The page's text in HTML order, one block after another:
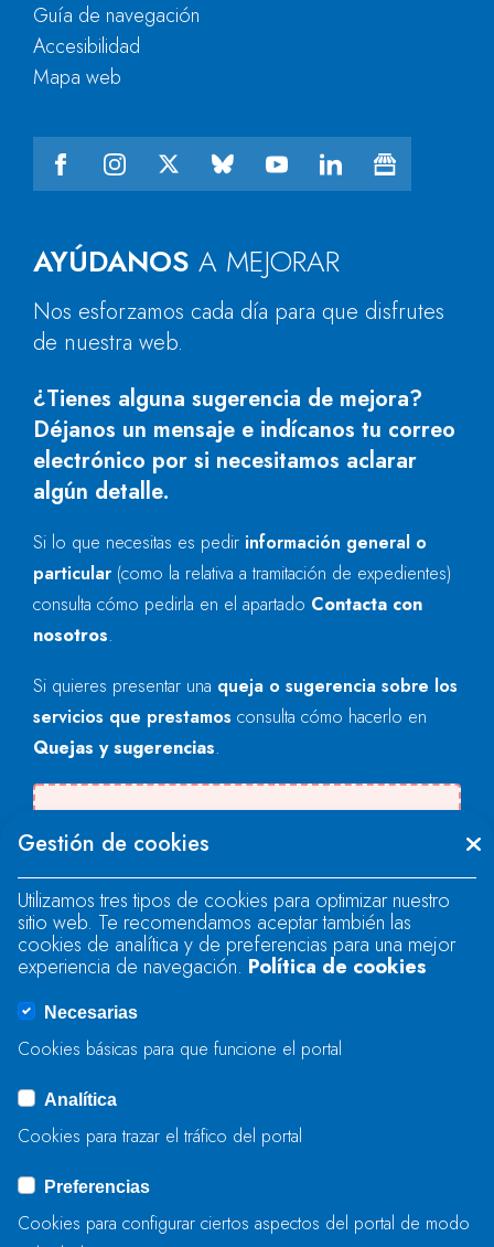
AYÚDANOS A MEJORAR
Nos esforzamos cada día para que disfrutes
de nuestra web.
¿Tienes alguna sugerencia de mejora?
Déjanos un mensaje e indícanos tu correo
electrónico por si necesitamos aclarar
algún detalle.
Si lo que necesitas es pedir información general o
particular (como la relativa a tramitación de expedientes)
consulta cómo pedirla en el apartado Contacta con
nosotros.
Si quieres presentar una queja o sugerencia sobre los
servicios que prestamos consulta cómo hacerlo en
Quejas y sugerencias.
"text".
Se produjo un error al cargar el campo
"text".
Se produjo un error al cargar el campo
ENVIAR
Guía de navegación
Accesibilidad
Mapa web
Gestión de cookies
Utilizamos tres tipos de cookies para optimizar nuestro
sitio web. Te recomendamos aceptar también las
cookies de analítica y de preferencias para una mejor
experiencia de navegación. Política de cookies
Necesarias
Cookies básicas para que funcione el portal
Analítica
Cookies para trazar el tráfico del portal
Preferencias
Cookies para configurar ciertos aspectos del portal de modo